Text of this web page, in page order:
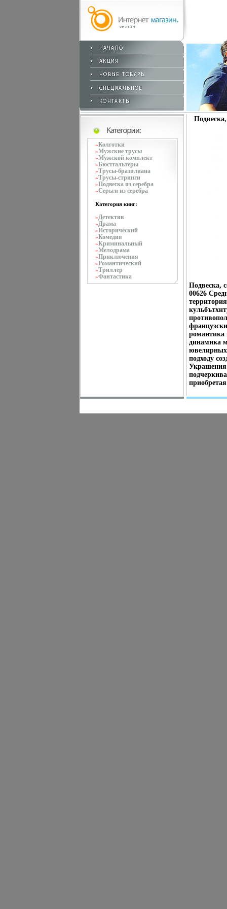
»Колготки
»Мужские трусы
»Мужской комплект
»Бюстгальтеры
»Трусы-бразилиана
»Трусы-стринги
»Подвеска из серебра
»Серьги из серебра
Категория книг:
»Детектив
»Драма
»Исторический
»Комедия
»Криминальный
»Мелодрама
»Приключения
»Романтический
»Триллер
»Фантастика
Подвеска,
00626
романтика
динамика
ювелирных
подходу
Украшения